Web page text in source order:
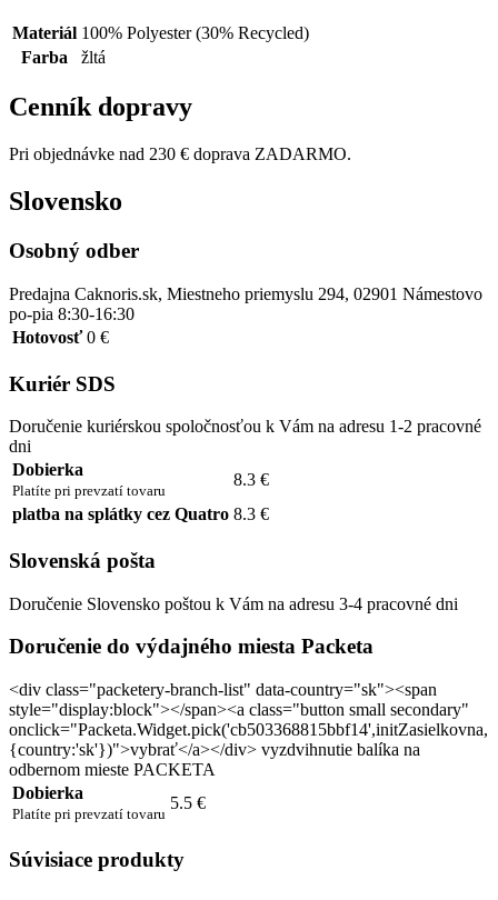
Materiál 100% Polyester (30% Recycled)
Farba
žltá
Cenník dopravy
Pri objednávke nad 230 € doprava ZADARMO.
Slovensko
Osobný odber
Predajna Caknoris.sk, Miestneho priemyslu 294, 02901 Námestovo
po-pia 8:30-16:30
Hotovosť 0 €
Kuriér SDS
Doručenie kuriérskou spoločnosťou k Vám na adresu 1-2 pracovné
dni
Dobierka
Platíte pri prevzatí tovaru
8.3 €
platba na splátky cez Quatro 8.3 €
Slovenská pošta
Doručenie Slovensko poštou k Vám na adresu 3-4 pracovné dni
Doručenie do výdajného miesta Packeta
<div class="packetery-branch-list" data-country="sk"><span
style="display:block"></span><a class="button small secondary"
onclick="Packeta.Widget.pick('cb503368815bbf14',initZasielkovna,
{country:'sk'})">vybrať</a></div> vyzdvihnutie balíka na
odbernom mieste PACKETA
Dobierka
Platíte pri prevzatí tovaru
5.5 €
Súvisiace produkty